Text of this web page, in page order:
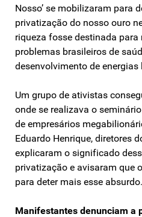
Nosso’ se mobilizaram para
privatização do nosso ouro
riqueza fosse destinada para
problemas brasileiros de
desenvolvimento de energias
Um grupo de ativistas
onde se realizava o
de empresários
Eduardo Henrique, diretores
explicaram o significado
privatização e avisaram que
para deter mais esse absurdo.
Manifestantes denunciam a